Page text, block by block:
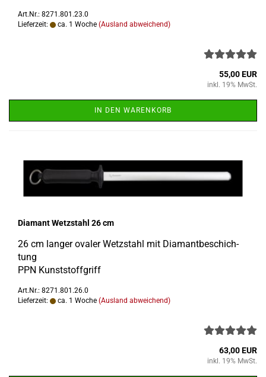
Art.Nr.: 8271.801.23.0
Lieferzeit:
ca. 1 Woche (Ausland abweichend)
55,00 EUR
inkl. 19% MwSt.
IN DEN WARENKORB
Dia­mant Wetz­stahl 26 cm
26 cm lan­ger ova­ler Wetz­stahl mit Dia­mant­be­schich­
tung
PPN Kunst­stoff­griff
Art.Nr.: 8271.801.26.0
Lieferzeit:
ca. 1 Woche (Ausland abweichend)
63,00 EUR
inkl. 19% MwSt.